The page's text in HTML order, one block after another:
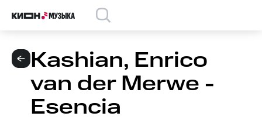
Kashian, Enrico
van der Merwe -
Esencia